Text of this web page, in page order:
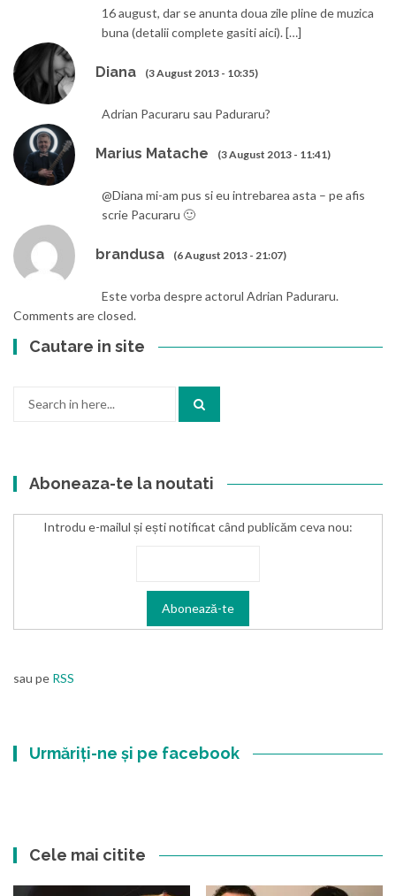
16 august, dar se anunta doua zile pline de muzica
buna (detalii complete gasiti aici). […]
Diana (3 August 2013 - 10:35)
Adrian Pacuraru sau Paduraru?
Marius Matache (3 August 2013 - 11:41)
@Diana mi-am pus si eu intrebarea asta – pe afis
scrie Pacuraru 🙂
brandusa (6 August 2013 - 21:07)
Este vorba despre actorul Adrian Paduraru.
Comments are closed.
Cautare in site
Aboneaza-te la noutati
Introdu e-mailul și ești notificat când publicăm ceva nou:
sau pe RSS
Urmăriți-ne și pe facebook
Cele mai citite